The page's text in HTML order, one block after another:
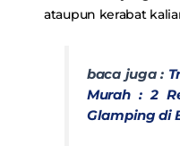
ataupun kerabat
baca juga :
Murah : 2
Glamping di